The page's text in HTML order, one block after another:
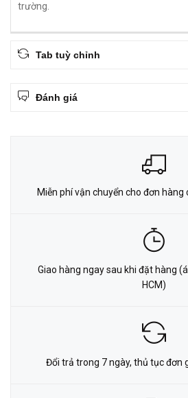
trường.
Tab tuỳ chỉnh
Đánh giá
Miễn phí vận chuyển cho đơn
Giao hàng ngay sau khi đặt hàng
HCM)
Đổi trả trong 7 ngày, thủ tục đơn